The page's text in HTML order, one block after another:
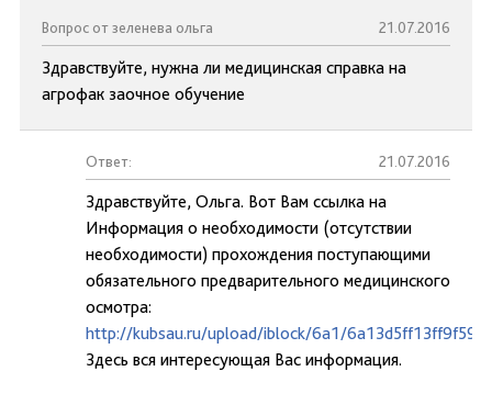
Вопрос от зеленева ольга 21.07.2016
Здравствуйте, нужна ли медицинская справка на
агрофак заочное обучение
Ответ: 21.07.2016
Здравствуйте, Ольга. Вот Вам ссылка на
Информация о необходимости (отсутствии
необходимости) прохождения поступающими
обязательного предварительного медицинского
осмотра:
http://kubsau.ru/upload/iblock/6a1/
Здесь вся интересующая Вас информация.